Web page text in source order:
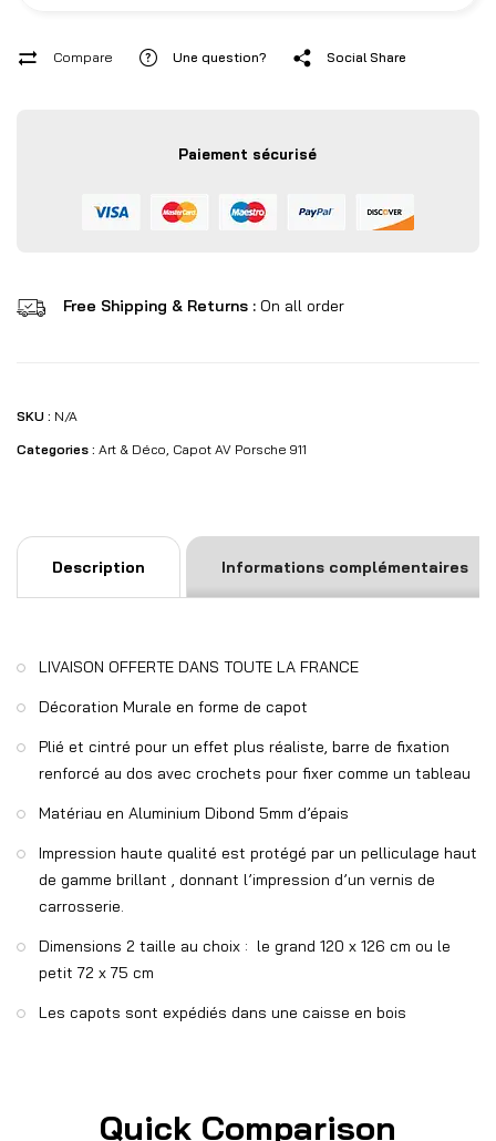
Compare Une question? Social Share
Paiement sécurisé
Free Shipping & Returns : On all order
SKU : N/A
Categories : Art & Déco Capot AV Porsche 911
Description Informations complémentaires
LIVAISON OFFERTE DANS TOUTE LA FRANCE
Décoration Murale en forme de capot
Plié et cintré pour un effet plus réaliste, barre de fixation
renforcé au dos avec crochets pour fixer comme un tableau
Matériau en Aluminium Dibond 5mm d’épais
Impression haute qualité est protégé par un pelliculage haut
de gamme brillant , donnant l’impression d’un vernis de
carrosserie.
Dimensions 2 taille au choix : le grand 120 x 126 cm ou le
petit 72 x 75 cm
Les capots sont expédiés dans une caisse en bois
Quick Comparison